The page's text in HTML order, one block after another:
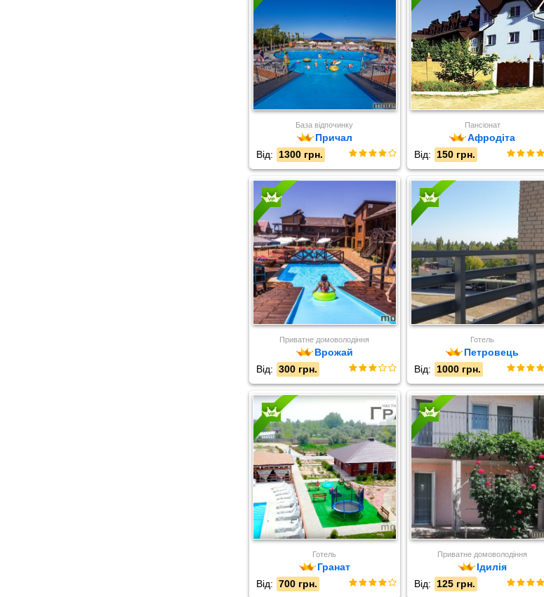
База відпочинку
Причал
Від: 1300 грн.
Пансіонат
Афродіта
Від: 150 грн.
Приватне домоволодіння
Врожай
Від: 300 грн.
Готель
Петровець
Від: 1000 грн.
Готель
Гранат
Від: 700 грн.
Приватне домоволодіння
Ідилія
Від: 125 грн.